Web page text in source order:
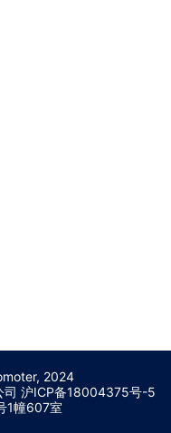
2024
司 沪ICP备18004375号-5
1幢607室